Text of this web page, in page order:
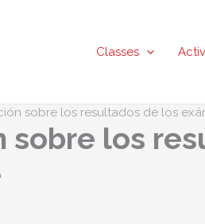
Classes
sobre los resultados de los
sobre los